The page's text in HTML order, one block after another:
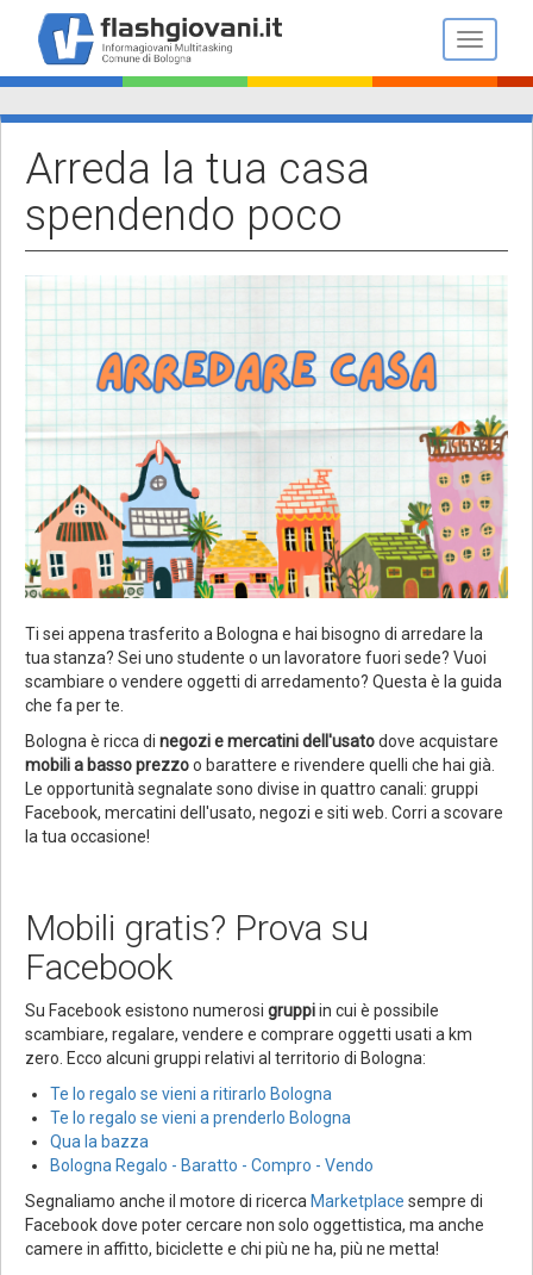
contenuto
principale
Toggle
Arreda la tua casa
spendendo poco
Ti sei appena trasferito a Bologna e hai bisogno di arredare la
tua stanza? Sei uno studente o un lavoratore fuori sede? Vuoi
scambiare o vendere oggetti di arredamento? Questa è la guida
che fa per te.
Bologna è ricca di negozi e mercatini dell'usatodove acquistare
mobili a basso prezzoo barattere e rivendere quelli che hai già.
Le opportunità segnalate sono divise in quattro canali: gruppi
Facebook, mercatini dell'usato, negozi e siti web. Corri a scovare
la tua occasione!
Mobili gratis? Prova su
Facebook
Su Facebook esistono numerosi gruppiin cui è possibile
scambiare, regalare, vendere e comprare oggetti usati a km
zero. Ecco alcuni gruppi relativi al territorio di Bologna:
Te lo regalo se vieni a ritirarlo Bologna
Te lo regalo se vieni a prenderlo Bologna
Qua la bazza
Bologna Regalo - Baratto - Compro - Vendo
Segnaliamo anche il motore di ricerca Marketplace sempre di
Facebook dove poter cercare non solo oggettistica, ma anche
camere in affitto, biciclette e chi più ne ha, più ne metta!